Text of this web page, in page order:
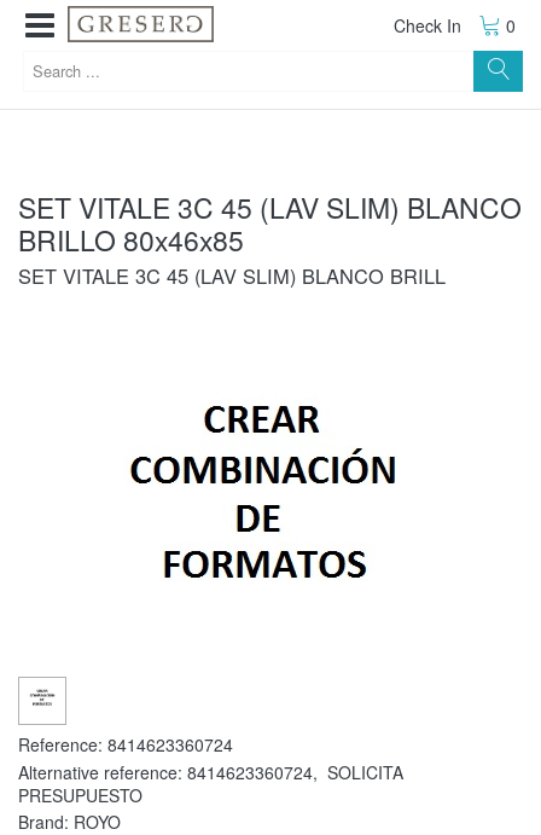
Check In 0
SET VITALE 3C 45 (LAV SLIM) BLANCO
BRILLO 80x46x85
SET VITALE 3C 45 (LAV SLIM) BLANCO BRILL
Reference: 8414623360724
Alternative reference: 8414623360724, SOLICITA
PRESUPUESTO
Brand: ROYO